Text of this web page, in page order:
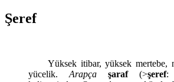
Şeref
Yüksek itibar, yüksek mertebe,
yücelik. Arapça şaraf(>şeref: